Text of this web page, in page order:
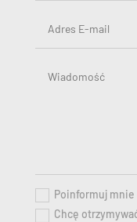
Poinformuj
Chcę